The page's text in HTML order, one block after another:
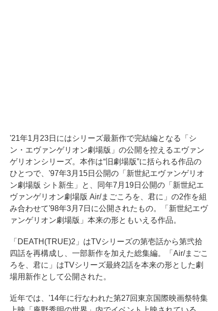
'21年1月23日にはシリーズ最新作で完結編となる「シ
ン・エヴァンゲリオン劇場版」の公開を控えるエヴァン
ゲリオンシリーズ。本作は“旧劇場版”に括られる作品の
ひとつで、'97年3月15日公開の「新世紀エヴァンゲリオ
ン劇場版 シト新生」と、同年7月19日公開の「新世紀エ
ヴァンゲリオン劇場版 Air/まごころを、君に」の2作を組
み合わせて'98年3月7日に公開されたもの。「新世紀エヴ
ァンゲリオン劇場版」本来の形ともいえる作品。
「DEATH(TRUE)2」はTVシリーズの第壱話から第弐拾
四話を再構成し、一部新作を加えた総集編。「Air/まごこ
ろを、君に」はTVシリーズ最終2話を本来の形とした劇
場用新作として公開された。
近年では、'14年に行なわれた第27回東京国際映画祭特集